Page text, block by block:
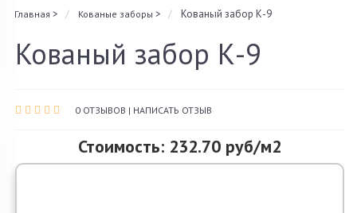
Монтаж
О компании
Акции и скидки
Главная > Кованые заборы > Кованый забор К-9
Кованый забор К-9
0 ОТЗЫВОВ | НАПИСАТЬ ОТЗЫВ
Стоимость: 232.70 руб/м2